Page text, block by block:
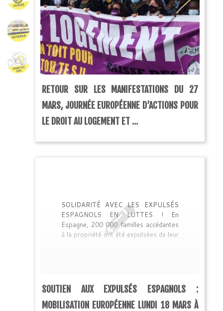
RETOUR SUR LES MANIFESTATIONS DU 27
MARS, JOURNÉE EUROPÉENNE D’ACTIONS POUR
LE DROIT AU LOGEMENT ET ...
SOLIDARITÉ AVEC LES EXPULSÉS
ESPAGNOLS EN LUTTES ! En
Espagne, 200 000 familles accédantes
à la propriété ont été expulsées de leur
suicides en Espagne sont liés à des
situations de surendettement
immobilier. La spéculation immobilière
SOUTIEN AUX EXPULSÉS ESPAGNOLS :
MOBILISATION EUROPÉENNE LUNDI 18 MARS À